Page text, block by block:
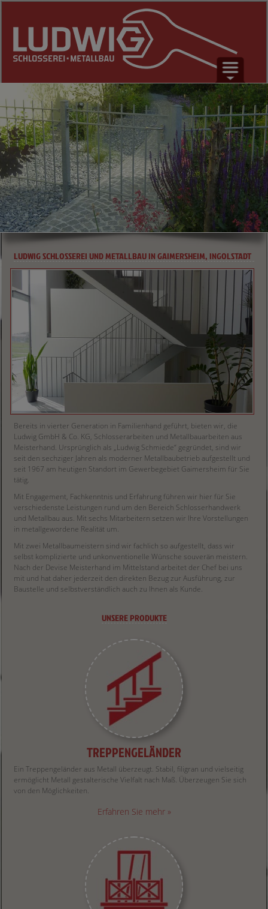
PROFIL
PRODUKTE
SERVICE
REFERENZEN
KONTAKT
LUDWIG SCHLOSSEREI UND METALLBAU IN GAIMERSHEIM, INGOLSTADT
Bereits in vierter Generation in Familienhand geführt, bieten wir, die
Ludwig GmbH & Co. KG, Schlosserarbeiten und Metallbauarbeiten aus
Meisterhand. Ursprünglich als „Ludwig Schmiede“ gegründet, sind wir
seit den sechziger Jahren als moderner Metallbaubetrieb aufgestellt und
seit 1967 am heutigen Standort im Gewerbegebiet Gaimersheim für Sie
tätig.
Mit Engagement, Fachkenntnis und Erfahrung führen wir hier für Sie
verschiedenste Leistungen rund um den Bereich Schlosserhandwerk
und Metallbau aus. Mit sechs Mitarbeitern setzen wir Ihre Vorstellungen
in metallgewordene Realität um.
Mit zwei Metallbaumeistern sind wir fachlich so aufgestellt, dass wir
selbst komplizierte und unkonventionelle Wünsche souverän meistern.
Nach der Devise Meisterhand im Mittelstand arbeitet der Chef bei uns
mit und hat daher jederzeit den direkten Bezug zur Ausführung, zur
Baustelle und selbstverständlich auch zu Ihnen als Kunde.
UNSERE PRODUKTE
TREPPENGELÄNDER
Ein Treppengeländer aus Metall überzeugt. Stabil, filigran und vielseitig
ermöglicht Metall gestalterische Vielfalt nach Maß. Überzeugen Sie sich
von den Möglichkeiten.
Erfahren Sie mehr »